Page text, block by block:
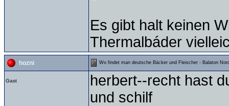
Es gibt halt keinen
Thermalbáder
hozni Wo findet man deutsche Bäcker und Fleischer - Balaton
Gast
herbert--recht hast
und schilf